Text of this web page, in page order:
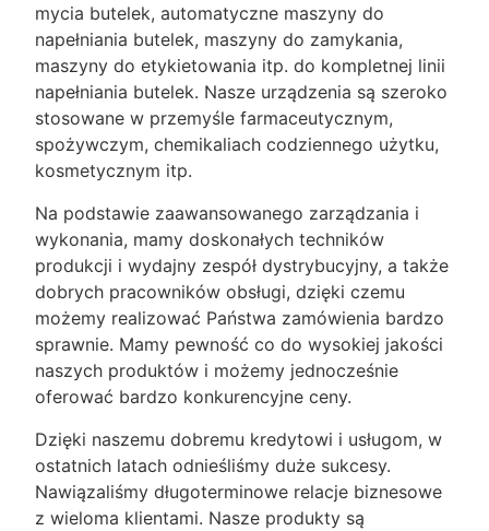
mycia butelek, automatyczne maszyny do
napełniania butelek, maszyny do zamykania,
maszyny do etykietowania itp. do kompletnej linii
napełniania butelek. Nasze urządzenia są szeroko
stosowane w przemyśle farmaceutycznym,
spożywczym, chemikaliach codziennego użytku,
kosmetycznym itp.
Na podstawie zaawansowanego zarządzania i
wykonania, mamy doskonałych techników
produkcji i wydajny zespół dystrybucyjny, a także
dobrych pracowników obsługi, dzięki czemu
możemy realizować Państwa zamówienia bardzo
sprawnie. Mamy pewność co do wysokiej jakości
naszych produktów i możemy jednocześnie
oferować bardzo konkurencyjne ceny.
Dzięki naszemu dobremu kredytowi i usługom, w
ostatnich latach odnieśliśmy duże sukcesy.
Nawiązaliśmy długoterminowe relacje biznesowe
z wieloma klientami. Nasze produkty są